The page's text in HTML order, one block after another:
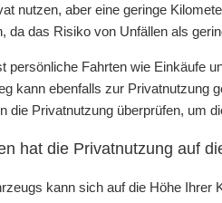
nutzen, aber eine geringe
da das Risiko von Unfällen als
persönliche Fahrten wie Einkäufe
kann ebenfalls zur Privatnutzung
die Privatnutzung überprüfen, um
hat die Privatnutzung auf
kann sich auf die Höhe